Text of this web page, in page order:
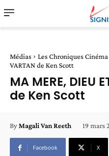
Médias Les Chroniques Cinéma
VARTAN de Ken Scott
MA MERE, DIEU
de Ken Scott
ByMagali Van Reeth 19 mars
Facebook X